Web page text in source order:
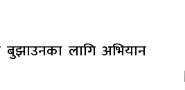
बुझाउनका लागि अभियान